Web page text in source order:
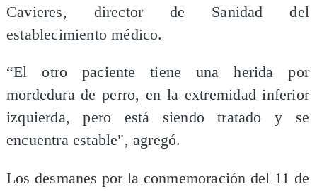
Cavieres, director de Sanidad del
establecimiento médico.
“El otro paciente tiene una herida por
mordedura de perro, en la extremidad inferior
izquierda, pero está siendo tratado y se
encuentra estable", agregó.
Los desmanes por la conmemoración del 11 de